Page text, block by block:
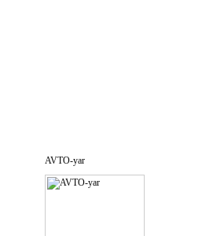
AVTO-yar